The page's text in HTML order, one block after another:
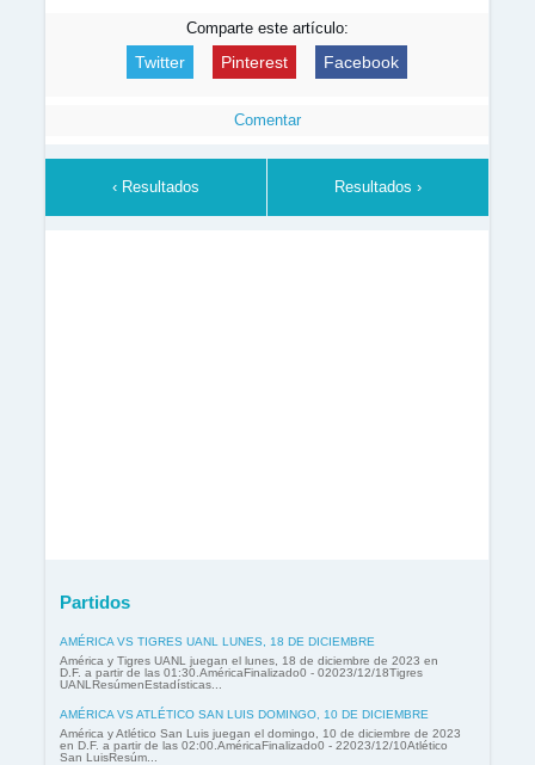
Comparte este artículo:
Twitter Pinterest Facebook
Comentar
‹ Resultados Resultados ›
Partidos
AMÉRICA VS TIGRES UANL LUNES, 18 DE DICIEMBRE
América y Tigres UANL juegan el lunes, 18 de diciembre de 2023 en
D.F. a partir de las 01:30.AméricaFinalizado0 - 02023/12/18Tigres
UANLResúmenEstadísticas...
AMÉRICA VS ATLÉTICO SAN LUIS DOMINGO, 10 DE DICIEMBRE
América y Atlético San Luis juegan el domingo, 10 de diciembre de 2023
en D.F. a partir de las 02:00.AméricaFinalizado0 - 22023/12/10Atlético
San LuisResúm...